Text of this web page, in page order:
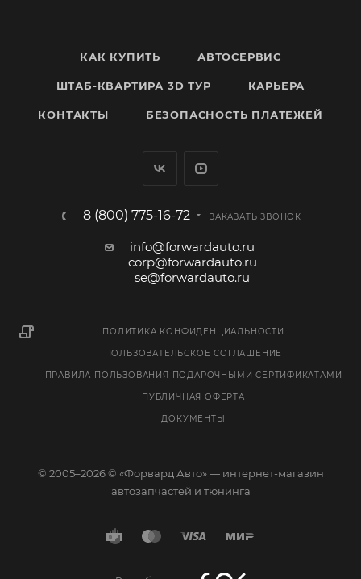
КАК КУПИТЬ АВТОСЕРВИС
ШТАБ-КВАРТИРА 3D ТУР КАРЬЕРА
КОНТАКТЫ БЕЗОПАСНОСТЬ ПЛАТЕЖЕЙ
8 (800) 775-16-72 ЗАКАЗАТЬ ЗВОНОК
info@forwardauto.ru
corp@forwardauto.ru
se@forwardauto.ru
ПОЛИТИКА КОНФИДЕНЦИАЛЬНОСТИ
ПОЛЬЗОВАТЕЛЬСКОЕ СОГЛАШЕНИЕ
ПРАВИЛА ПОЛЬЗОВАНИЯ ПОДАРОЧНЫМИ СЕРТИФИКАТАМИ
ПУБЛИЧНАЯ ОФЕРТА
ДОКУМЕНТЫ
© 2005–2026 © «Форвард Авто» — интернет-магазин
автозапчастей и тюнинга